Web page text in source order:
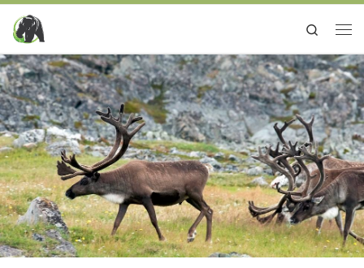
Search